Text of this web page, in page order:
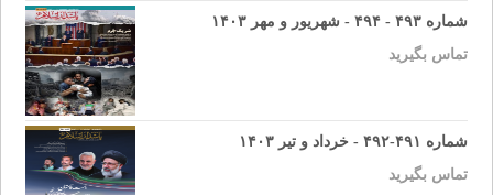
شماره ۴۹۳ - ۴۹۴ - شهریور و مهر ۱۴۰۳
تماس بگیرید
شماره ۴۹۱-۴۹۲ - خرداد و تیر ۱۴۰۳
تماس بگیرید